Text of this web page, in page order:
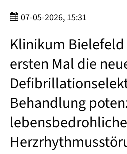
07-05-2026, 15:31
Klinikum
ersten Mal die
Behandlung